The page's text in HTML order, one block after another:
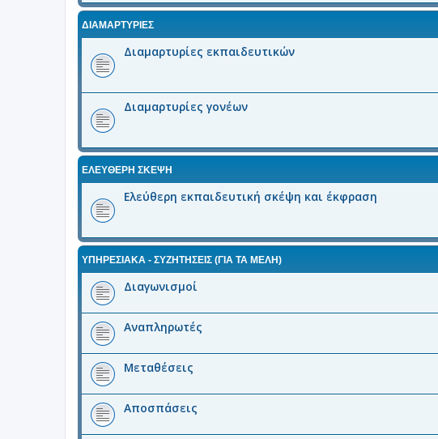
ΔΙΑΜΑΡΤΥΡΙΕΣ
Διαμαρτυρίες εκπαιδευτικών
Διαμαρτυρίες γονέων
ΕΛΕΥΘΕΡΗ ΣΚΕΨΗ
Ελεύθερη εκπαιδευτική σκέψη και έκφραση
ΥΠΗΡΕΣΙΑΚΑ - ΣΥΖΗΤΗΣΕΙΣ (ΓΙΑ ΤΑ ΜΈΛΗ)
Διαγωνισμοί
Αναπληρωτές
Μεταθέσεις
Αποσπάσεις